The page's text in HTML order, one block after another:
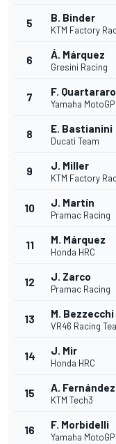
5 B. Binder
KTM Factory
6 Á. Márquez
Gresini Racing
7 F. Quartararo
Yamaha
8 E. Bastianini
Ducati Team
9 J. Miller
KTM Factory
10 J. Martín
Pramac Racing
11 M. Márquez
Honda HRC
12 J. Zarco
Pramac Racing
13 M. Bezzecchi
VR46 Racing
14 J. Mir
Honda HRC
15 A. Fernández
KTM Tech3
16 F. Morbidelli
Yamaha